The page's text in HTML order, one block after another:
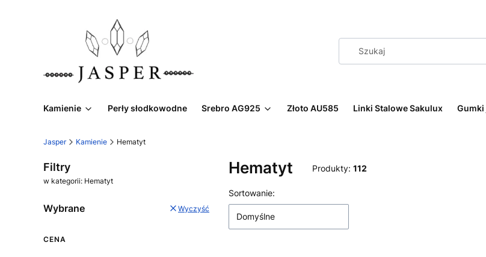
Kamienie Perły słodkowodne Srebro AG925 Złoto AU585 Linki Stalowe Sakulux
Jasper Kamienie Hematyt
Filtry
w kategorii: Hematyt
Wybrane Wyczyść
CENA
Hematyt Produkty: 112
Lista produktów
Sortowanie:
Domyślne